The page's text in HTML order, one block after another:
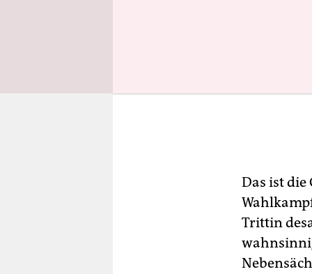
Das ist die
Trittin